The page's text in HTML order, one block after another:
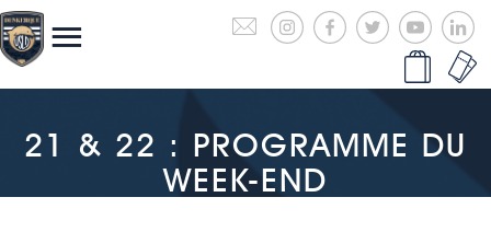
21 & 22 : PROGRAMME DU
WEEK-END